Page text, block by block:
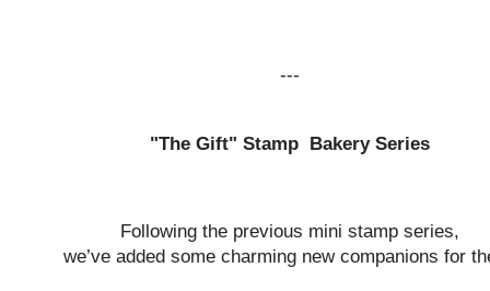
---
"The Gift" Stamp Bakery Series
Following the previous mini stamp series,
we’ve added some charming new companions for